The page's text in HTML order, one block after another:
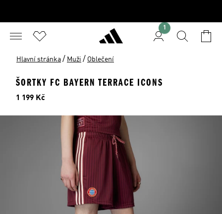
1
Hlavní stránka / Muži / Oblečení
ŠORTKY FC BAYERN TERRACE ICONS
Cena
1 199 Kč